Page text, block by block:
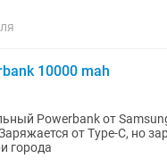
10000 mah
Powerbank от
от Type-C, но
города